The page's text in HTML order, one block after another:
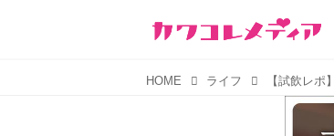
HOME ライフ